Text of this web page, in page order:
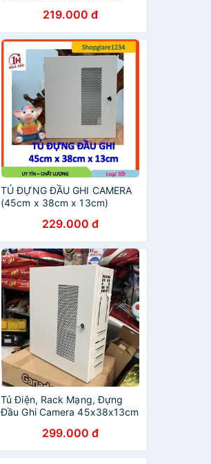
219.000 đ
TỦ ĐỰNG ĐẦU GHI CAMERA
(45cm x 38cm x 13cm)
229.000 đ
Tủ Điện, Rack Mạng, Đựng
Đầu Ghi Camera 45x38x13cm
299.000 đ